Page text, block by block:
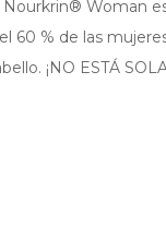
Woman
60 % de las
¡NO ESTÁ